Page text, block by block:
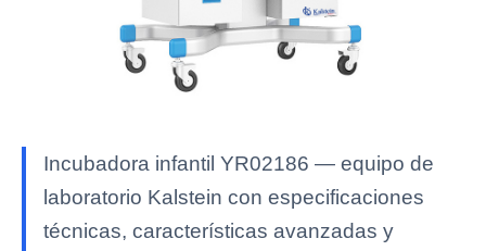
Incubadora infantil YR02186 — equipo de
laboratorio Kalstein con especificaciones
técnicas, características avanzadas y